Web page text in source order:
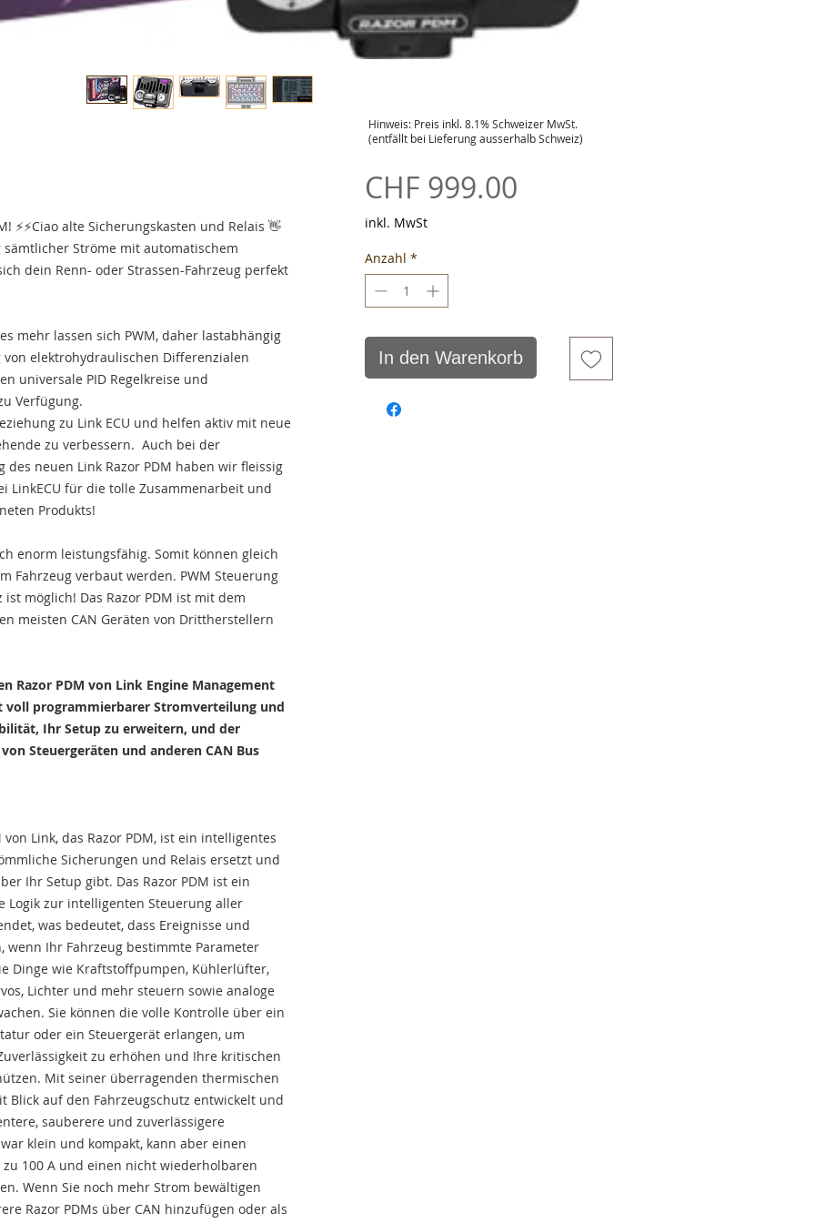
⚡️⚡️Ciao alte Sicherungskasten und Relais 👋
Ströme mit automatischem
dein Renn- oder Strassen-Fahrzeug perfekt
mehr lassen sich PWM, daher lastabhängig
elektrohydraulischen Differenzialen
universale PID Regelkreise und
Verfügung.
zu Link ECU und helfen aktiv mit neue
zu verbessern. Auch bei der
des neuen Link Razor PDM haben wir fleissig
LinkECU für die tolle Zusammenarbeit und
Produkts!
enorm leistungsfähig. Somit können gleich
Fahrzeug verbaut werden. PWM Steuerung
möglich! Das Razor PDM ist mit dem
meisten CAN Geräten von Drittherstellern
Razor PDM von Link Engine Management
voll programmierbarer Stromverteilung und
Ihr Setup zu erweitern, und der
Steuergeräten und anderen CAN Bus
Link, das Razor PDM, ist ein intelligentes
Sicherungen und Relais ersetzt und
Ihr Setup gibt. Das Razor PDM ist ein
Logik zur intelligenten Steuerung aller
was bedeutet, dass Ereignisse und
wenn Ihr Fahrzeug bestimmte Parameter
Dinge wie Kraftstoffpumpen, Kühlerlüfter,
Lichter und mehr steuern sowie analoge
Sie können die volle Kontrolle über ein
oder ein Steuergerät erlangen, um
zu erhöhen und Ihre kritischen
Mit seiner überragenden thermischen
Blick auf den Fahrzeugschutz entwickelt und
sauberere und zuverlässigere
klein und kompakt, kann aber einen
100 A und einen nicht wiederholbaren
Wenn Sie noch mehr Strom bewältigen
Razor PDMs über CAN hinzufügen oder als
CHF 999.00Preis
inkl. MwSt
Anzahl *
In den Warenkorb
Hinweis: Preis inkl. 8.1% Schweizer MwSt.
(entfällt bei Lieferung ausserhalb Schweiz)